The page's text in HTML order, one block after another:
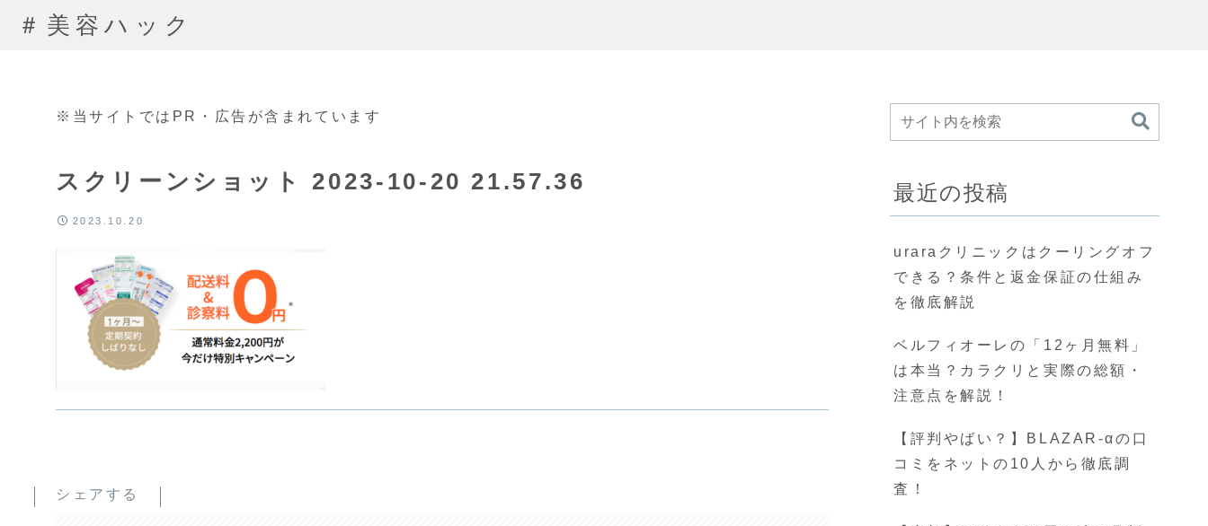
＃美容ハック
※当サイトではPR・広告が含まれています
スクリーンショット 2023-10-20 21.57.36
2023.10.20
シェアする
最近の投稿
uraraクリニックはクーリングオフ
できる？条件と返金保証の仕組み
を徹底解説
ベルフィオーレの「12ヶ月無料」
は本当？カラクリと実際の総額・
注意点を解説！
【評判やばい？】BLAZAR-αの口
コミをネットの10人から徹底調
査！